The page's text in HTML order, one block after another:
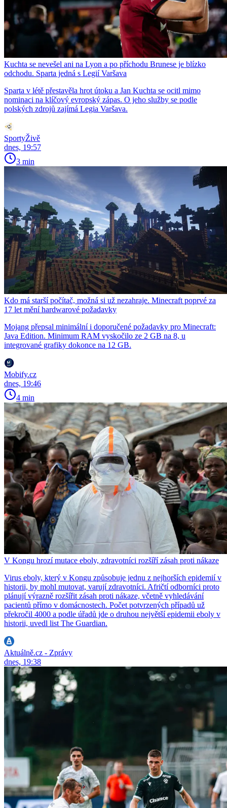
Kuchta se nevešel ani na Lyon a po příchodu Brunese je blízko
odchodu. Sparta jedná s Legií Varšava
Sparta v létě přestavěla hrot útoku a Jan Kuchta se ocitl mimo
nominaci na klíčový evropský zápas. O jeho služby se podle
polských zdrojů zajímá Legia Varšava.
SportyŽivě
dnes, 19:57
3 min
Kdo má starší počítač, možná si už nezahraje. Minecraft poprvé za
17 let mění hardwarové požadavky
Mojang přepsal minimální i doporučené požadavky pro Minecraft:
Java Edition. Minimum RAM vyskočilo ze 2 GB na 8, u
integrované grafiky dokonce na 12 GB.
Mobify.cz
dnes, 19:46
4 min
V Kongu hrozí mutace eboly, zdravotníci rozšíří zásah proti nákaze
Virus eboly, který v Kongu způsobuje jednu z nejhorších epidemií v
historii, by mohl mutovat, varují zdravotníci. Afričtí odborníci proto
plánují výrazně rozšířit zásah proti nákaze, včetně vyhledávání
pacientů přímo v domácnostech. Počet potvrzených případů už
překročil 4000 a podle úřadů jde o druhou největší epidemii eboly v
historii, uvedl list The Guardian.
Aktuálně.cz - Zprávy
dnes, 19:38